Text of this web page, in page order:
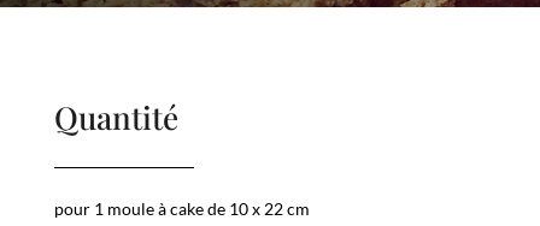
Quantité
pour 1 moule à cake de 10 x 22 cm